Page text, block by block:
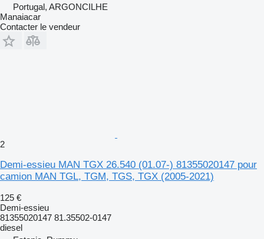
Portugal, ARGONCILHE
Manaiacar
Contacter le vendeur
2
Demi-essieu MAN TGX 26.540 (01.07-) 81355020147 pour
camion MAN TGL, TGM, TGS, TGX (2005-2021)
125 €
Demi-essieu
81355020147 81.35502-0147
diesel